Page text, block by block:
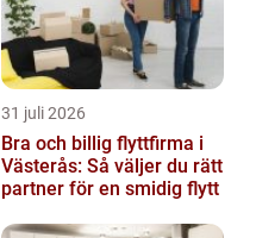
31 juli 2026
Bra och billig flyttfirma i
Västerås: Så väljer du rätt
partner för en smidig flytt